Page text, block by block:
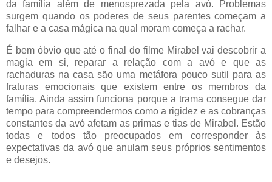
da família além de menosprezada pela avó. Problemas
surgem quando os poderes de seus parentes começam a
falhar e a casa mágica na qual moram começa a rachar.
É bem óbvio que até o final do filme Mirabel vai descobrir a
magia em si, reparar a relação com a avó e que as
rachaduras na casa são uma metáfora pouco sutil para as
fraturas emocionais que existem entre os membros da
família. Ainda assim funciona porque a trama consegue dar
tempo para compreendermos como a rigidez e as cobranças
constantes da avó afetam as primas e tias de Mirabel. Estão
todas e todos tão preocupados em corresponder às
expectativas da avó que anulam seus próprios sentimentos
e desejos.